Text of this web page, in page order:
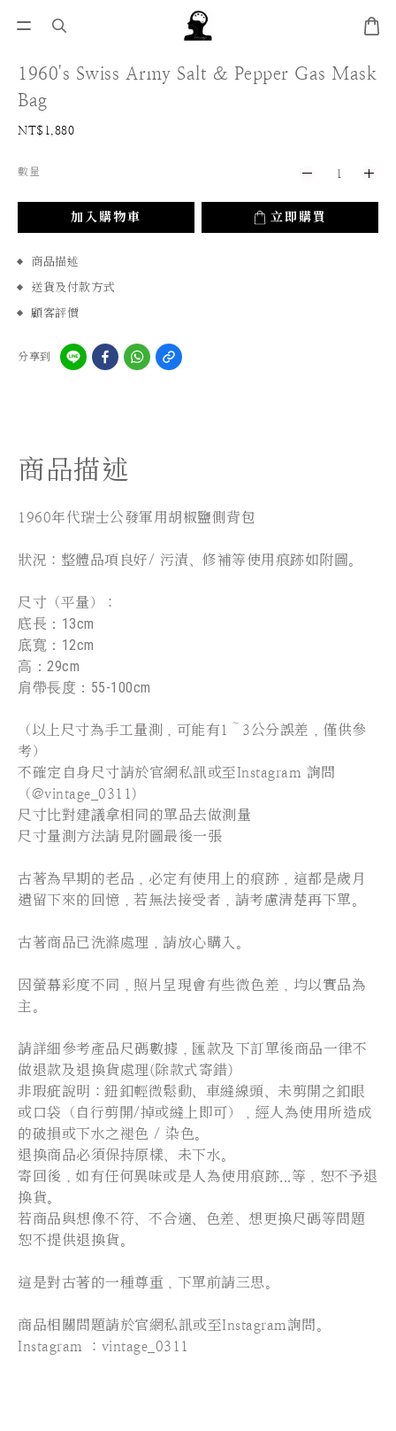
1960's Swiss Army Salt & Pepper Gas Mask
Bag
NT$1,880
數量
加入購物車 立即購買
商品描述
送貨及付款方式
顧客評價
分享到
商品描述
1960年代瑞士公發軍用胡椒鹽側背包
狀況：整體品項良好/ 污漬、修補等使用痕跡如附圖。
尺寸（平量）：
底長 ：13cm
底寬 ：12cm
高 ：29cm
肩帶長度 ：55-100cm
（以上尺寸為手工量測，可能有1～3公分誤差，僅供參
考）
不確定自身尺寸請於官網私訊或至Instagram 詢問
（@vintage_0311)
尺寸比對建議拿相同的單品去做測量
尺寸量測方法請見附圖最後一張
古著為早期的老品，必定有使用上的痕跡，這都是歲月
遺留下來的回憶，若無法接受者，請考慮清楚再下單。
古著商品已洗滌處理，請放心購入。
因螢幕彩度不同，照片呈現會有些微色差，均以實品為
主。
請詳細參考產品尺碼數據，匯款及下訂單後商品一律不
做退款及退換貨處理(除款式寄錯)
非瑕疵說明：鈕釦輕微鬆動、車縫線頭、未剪開之釦眼
或口袋（自行剪開/掉或縫上即可），經人為使用所造成
的破損或下水之褪色 / 染色。
退換商品必須保持原樣、未下水。
寄回後，如有任何異味或是人為使用痕跡...等，恕不予退
換貨。
若商品與想像不符、不合適、色差、想更換尺碼等問題
恕不提供退換貨。
這是對古著的一種尊重，下單前請三思。
商品相關問題請於官網私訊或至Instagram詢問。
Instagram ：vintage_0311